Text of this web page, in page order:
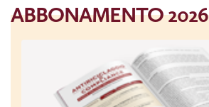
ABBONAMENTO 2026